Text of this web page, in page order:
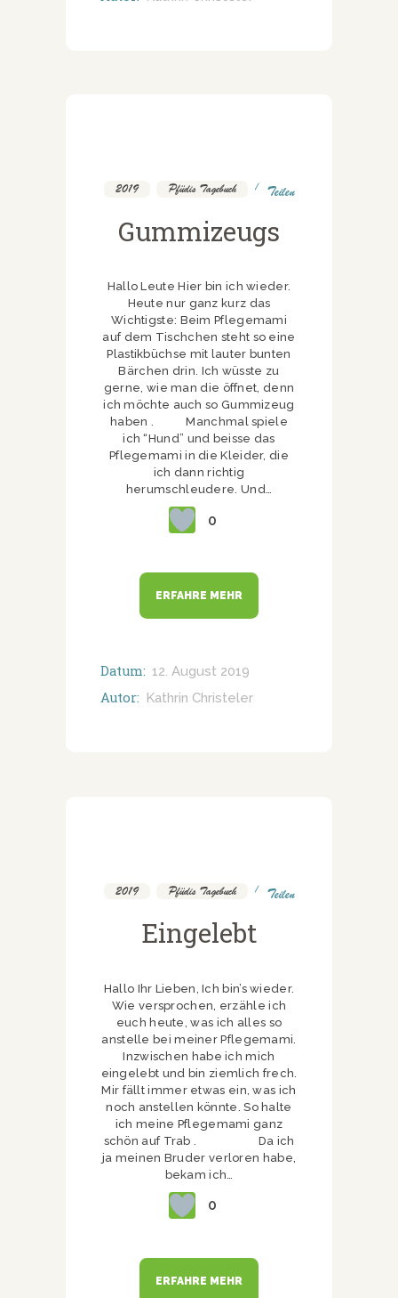
2019 Pfüdis Tagebuch Teilen
Gummizeugs
Hallo Leute Hier bin ich wieder.
Heute nur ganz kurz das
Wichtigste: Beim Pflegemami
auf dem Tischchen steht so eine
Plastikbüchse mit lauter bunten
Bärchen drin. Ich wüsste zu
gerne, wie man die öffnet, denn
ich möchte auch so Gummizeug
haben . Manchmal spiele
ich “Hund” und beisse das
Pflegemami in die Kleider, die
ich dann richtig
herumschleudere. Und…
0
ERFAHRE MEHR
Datum: 12. August 2019
Autor: Kathrin Christeler
2019 Pfüdis Tagebuch Teilen
Eingelebt
Hallo Ihr Lieben, Ich bin’s wieder.
Wie versprochen, erzähle ich
euch heute, was ich alles so
anstelle bei meiner Pflegemami.
Inzwischen habe ich mich
eingelebt und bin ziemlich frech.
Mir fällt immer etwas ein, was ich
noch anstellen könnte. So halte
ich meine Pflegemami ganz
schön auf Trab . Da ich
ja meinen Bruder verloren habe,
bekam ich…
0
ERFAHRE MEHR